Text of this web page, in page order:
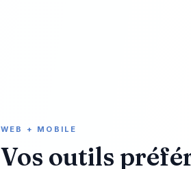
WEB + MOBILE
Vos outils